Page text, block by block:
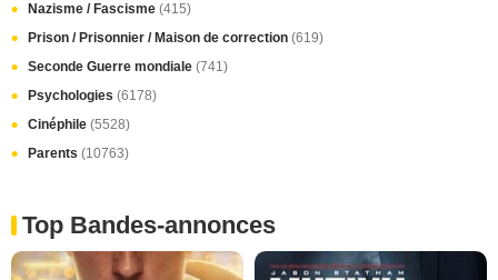
Nazisme / Fascisme (415)
Prison / Prisonnier / Maison de correction (619)
Seconde Guerre mondiale (741)
Psychologies (6178)
Cinéphile (5528)
Parents (10763)
Top Bandes-annonces